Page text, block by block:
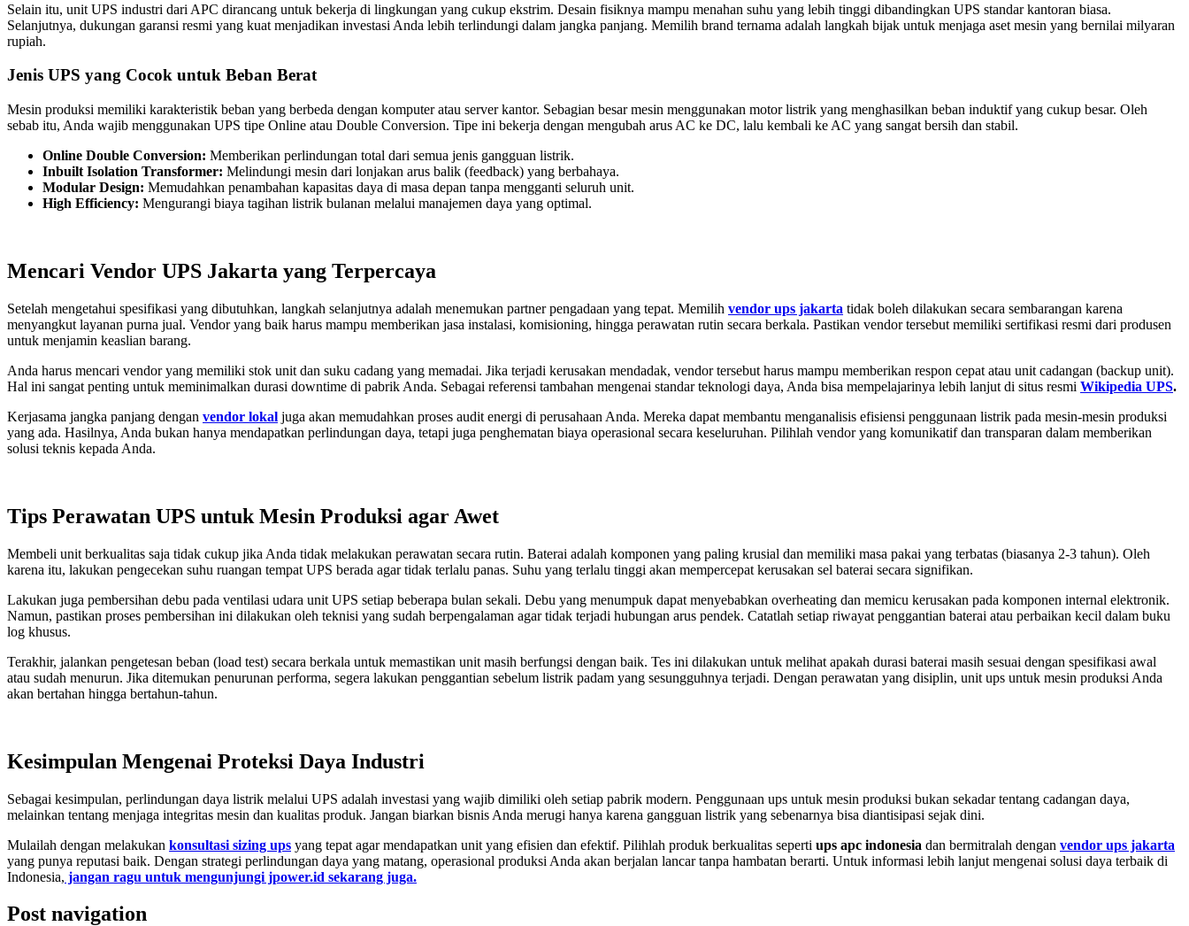
Selain itu, unit UPS industri dari APC dirancang untuk bekerja di lingkungan yang cukup ekstrim. Desain fisiknya mampu menahan suhu yang lebih tinggi dibandingkan UPS standar kantoran biasa.
Selanjutnya, dukungan garansi resmi yang kuat menjadikan investasi Anda lebih terlindungi dalam jangka panjang. Memilih brand ternama adalah langkah bijak untuk menjaga aset mesin yang bernilai milyaran
rupiah.
Jenis UPS yang Cocok untuk Beban Berat
Mesin produksi memiliki karakteristik beban yang berbeda dengan komputer atau server kantor. Sebagian besar mesin menggunakan motor listrik yang menghasilkan beban induktif yang cukup besar. Oleh
sebab itu, Anda wajib menggunakan UPS tipe Online atau Double Conversion. Tipe ini bekerja dengan mengubah arus AC ke DC, lalu kembali ke AC yang sangat bersih dan stabil.
Online Double Conversion: Memberikan perlindungan total dari semua jenis gangguan listrik.
Inbuilt Isolation Transformer: Melindungi mesin dari lonjakan arus balik (feedback) yang berbahaya.
Modular Design: Memudahkan penambahan kapasitas daya di masa depan tanpa mengganti seluruh unit.
High Efficiency: Mengurangi biaya tagihan listrik bulanan melalui manajemen daya yang optimal.
Mencari Vendor UPS Jakarta yang Terpercaya
Setelah mengetahui spesifikasi yang dibutuhkan, langkah selanjutnya adalah menemukan partner pengadaan yang tepat. Memilih vendor ups jakarta tidak boleh dilakukan secara sembarangan karena
menyangkut layanan purna jual. Vendor yang baik harus mampu memberikan jasa instalasi, komisioning, hingga perawatan rutin secara berkala. Pastikan vendor tersebut memiliki sertifikasi resmi dari produsen
untuk menjamin keaslian barang.
Anda harus mencari vendor yang memiliki stok unit dan suku cadang yang memadai. Jika terjadi kerusakan mendadak, vendor tersebut harus mampu memberikan respon cepat atau unit cadangan (backup unit).
Hal ini sangat penting untuk meminimalkan durasi downtime di pabrik Anda. Sebagai referensi tambahan mengenai standar teknologi daya, Anda bisa mempelajarinya lebih lanjut di situs resmi Wikipedia UPS.
Kerjasama jangka panjang dengan vendor lokal juga akan memudahkan proses audit energi di perusahaan Anda. Mereka dapat membantu menganalisis efisiensi penggunaan listrik pada mesin-mesin produksi
yang ada. Hasilnya, Anda bukan hanya mendapatkan perlindungan daya, tetapi juga penghematan biaya operasional secara keseluruhan. Pilihlah vendor yang komunikatif dan transparan dalam memberikan
solusi teknis kepada Anda.
Tips Perawatan UPS untuk Mesin Produksi agar Awet
Membeli unit berkualitas saja tidak cukup jika Anda tidak melakukan perawatan secara rutin. Baterai adalah komponen yang paling krusial dan memiliki masa pakai yang terbatas (biasanya 2-3 tahun). Oleh
karena itu, lakukan pengecekan suhu ruangan tempat UPS berada agar tidak terlalu panas. Suhu yang terlalu tinggi akan mempercepat kerusakan sel baterai secara signifikan.
Lakukan juga pembersihan debu pada ventilasi udara unit UPS setiap beberapa bulan sekali. Debu yang menumpuk dapat menyebabkan overheating dan memicu kerusakan pada komponen internal elektronik.
Namun, pastikan proses pembersihan ini dilakukan oleh teknisi yang sudah berpengalaman agar tidak terjadi hubungan arus pendek. Catatlah setiap riwayat penggantian baterai atau perbaikan kecil dalam buku
log khusus.
Terakhir, jalankan pengetesan beban (load test) secara berkala untuk memastikan unit masih berfungsi dengan baik. Tes ini dilakukan untuk melihat apakah durasi baterai masih sesuai dengan spesifikasi awal
atau sudah menurun. Jika ditemukan penurunan performa, segera lakukan penggantian sebelum listrik padam yang sesungguhnya terjadi. Dengan perawatan yang disiplin, unit ups untuk mesin produksi Anda
akan bertahan hingga bertahun-tahun.
Kesimpulan Mengenai Proteksi Daya Industri
Sebagai kesimpulan, perlindungan daya listrik melalui UPS adalah investasi yang wajib dimiliki oleh setiap pabrik modern. Penggunaan ups untuk mesin produksi bukan sekadar tentang cadangan daya,
melainkan tentang menjaga integritas mesin dan kualitas produk. Jangan biarkan bisnis Anda merugi hanya karena gangguan listrik yang sebenarnya bisa diantisipasi sejak dini.
Mulailah dengan melakukan konsultasi sizing ups yang tepat agar mendapatkan unit yang efisien dan efektif. Pilihlah produk berkualitas seperti ups apc indonesia dan bermitralah dengan vendor ups jakarta
yang punya reputasi baik. Dengan strategi perlindungan daya yang matang, operasional produksi Anda akan berjalan lancar tanpa hambatan berarti. Untuk informasi lebih lanjut mengenai solusi daya terbaik di
Indonesia, jangan ragu untuk mengunjungi jpower.id sekarang juga.
Post navigation